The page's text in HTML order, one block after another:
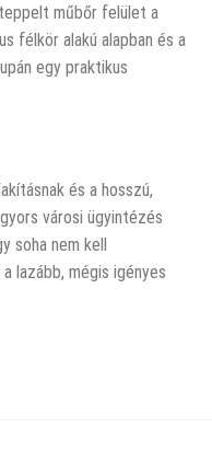
műbőr felület a
félkör alakú alapban és a
egy praktikus
és a hosszú,
városi ügyintézés
nem kell
lazább, mégis igényes